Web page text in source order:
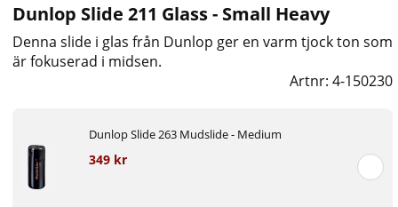
Dunlop Slide 211 Glass - Small Heavy
Denna slide i glas från Dunlop ger en varm tjock ton som
är fokuserad i midsen.
Artnr:4-150230
Dunlop Slide 263 Mudslide - Medium
349 kr